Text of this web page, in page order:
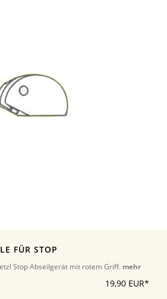
FÜR STOP
Stop Abseilgerät mit rotem Griff. mehr
19,90 EUR*